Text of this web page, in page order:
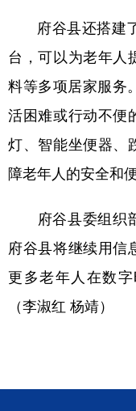
府谷县还搭建了
台，可以为老年人
料等多项居家服务
活困难或行动不便
灯、智能坐便器、
障老年人的安全和便
府谷县委组织部
府谷县将继续用信
更多老年人在数
（李淑红 杨靖）